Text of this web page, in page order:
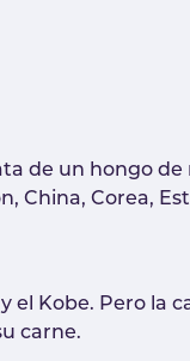
de un hongo
Corea,
Kobe. Pero la
carne.